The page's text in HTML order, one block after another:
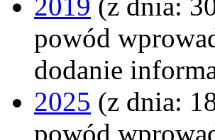
powód
dodanie
2025 (z dnia:
powód